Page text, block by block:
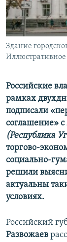
УКРАИНСКАЯ
Все сайты
Здание
Иллюстративное
Российские
рамках
подписали
соглашение»
(Республика
торгово-
социально-
решили
актуальны
условиях.
Российский
Развожаев